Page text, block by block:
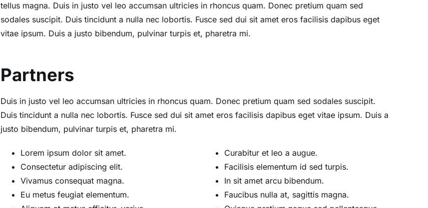
tellus magna. Duis in justo vel leo accumsan ultricies in rhoncus quam. Donec pretium quam sed
sodales suscipit. Duis tincidunt a nulla nec lobortis. Fusce sed dui sit amet eros facilisis dapibus eget
vitae ipsum. Duis a justo bibendum, pulvinar turpis et, pharetra mi.
Partners
Duis in justo vel leo accumsan ultricies in rhoncus quam. Donec pretium quam sed sodales suscipit.
Duis tincidunt a nulla nec lobortis. Fusce sed dui sit amet eros facilisis dapibus eget vitae ipsum. Duis a
justo bibendum, pulvinar turpis et, pharetra mi.
Lorem ipsum dolor sit amet.
Consectetur adipiscing elit.
Vivamus consequat magna.
Eu metus feugiat elementum.
Curabitur et leo a augue.
Facilisis elementum id sed turpis.
In sit amet arcu bibendum.
Faucibus nulla at, sagittis magna.